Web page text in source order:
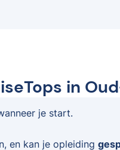
in
je start.
en kan je opleiding